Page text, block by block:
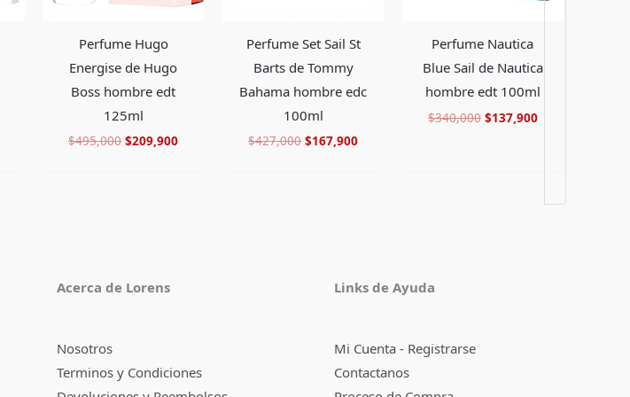
Perfume Hugo
Energise de Hugo
Boss hombre edt
125ml
$495,000 $209,900
Perfume Set Sail St
Barts de Tommy
Bahama hombre edc
100ml
$427,000 $167,900
Perfume Nautica
Blue Sail de Nautica
hombre edt 100ml
$340,000 $137,900
Acerca de Lorens
Nosotros
Terminos y Condiciones
Links de Ayuda
Mi Cuenta - Registrarse
Contactanos